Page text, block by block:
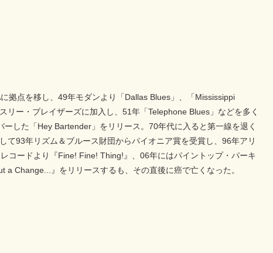
拠点を移し、49年モダンより「Dallas Blues」、「Mississippi
ー・ブレイザーズに加入し、51年「Telephone Blues」などを多く
した「Hey Bartender」をリリース。70年代に入ると第一線を退く
93年リズム＆ブルース財団からパイオニア賞を受賞し、96年アリ
コードより『Fine! Fine! Thing!』、06年にはパイントップ・パーキ
Change...』をリリースするも、その直後に癌で亡くなった。